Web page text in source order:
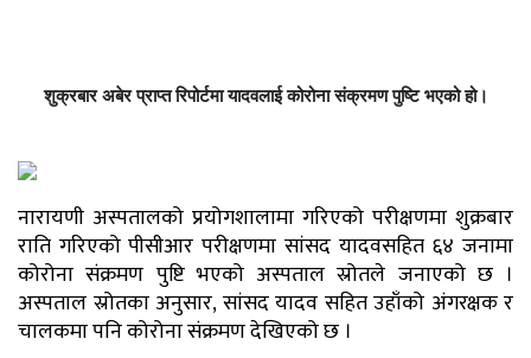
शुक्रबार अबेर प्राप्त रिपोर्टमा यादवलाई कोरोना संक्रमण पुष्टि भएको हो।
नारायणी अस्पतालको प्रयोगशालामा गरिएको परीक्षणमा शुक्रबार
राति गरिएको पीसीआर परीक्षणमा सांसद यादवसहित ६४ जनामा
कोरोना संक्रमण पुष्टि भएको अस्पताल स्रोतले जनाएको छ ।
अस्पताल स्रोतका अनुसार, सांसद यादव सहित उहाँको अंगरक्षक र
चालकमा पनि कोरोना संक्रमण देखिएको छ ।